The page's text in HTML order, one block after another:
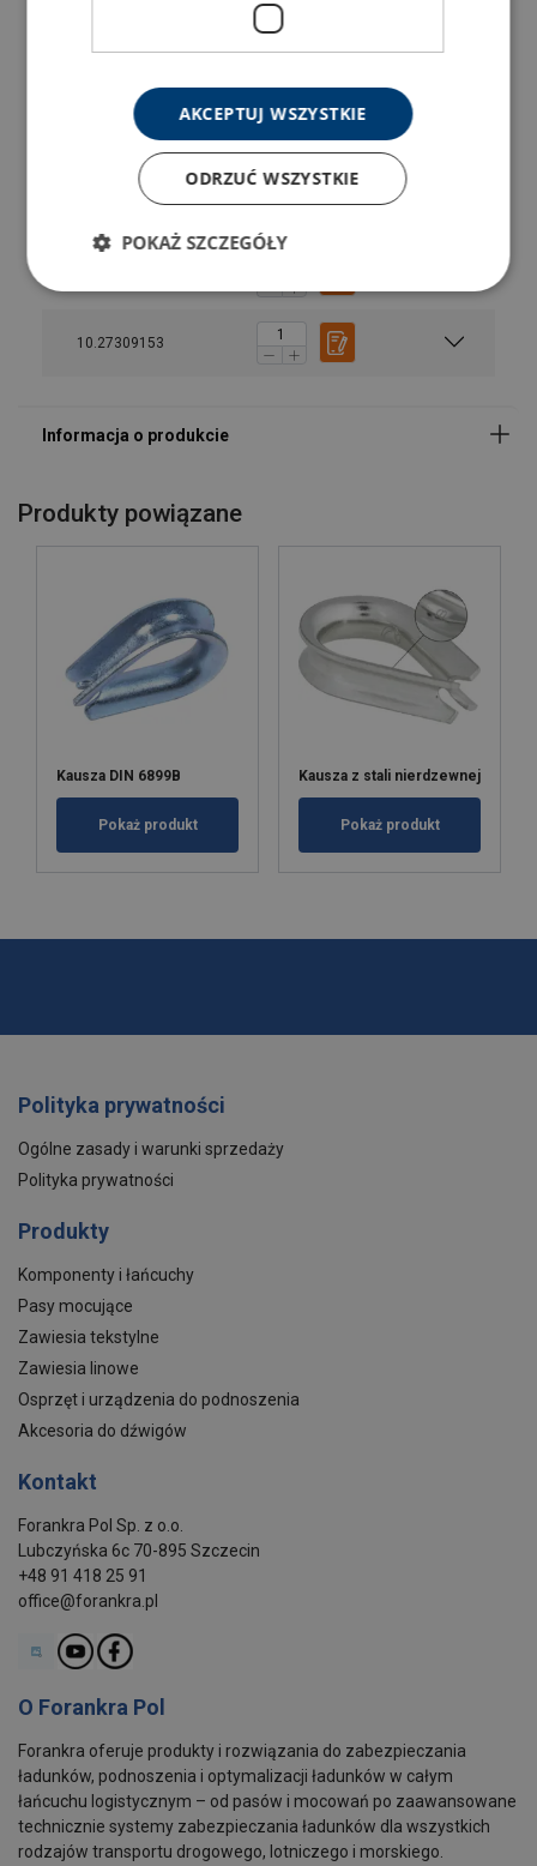
47090134B
47090135B
10.27309153
Znakowanie:
standard:
Produkty powiązane
Kausza DIN 6899B
Pokaż produkt
Kausza z stali nierdzewnej
Pokaż produkt
Polityka prywatności
Ogólne zasady i warunki sprzedaży
Polityka prywatności
Produkty
Komponenty i łańcuchy
Pasy mocujące
Zawiesia tekstylne
Zawiesia linowe
Osprzęt i urządzenia do podnoszenia
Akcesoria do dźwigów
Kontakt
Forankra Pol Sp. z o.o.
Lubczyńska 6c 70-895 Szczecin
+48 91 418 25 91
office@forankra.pl
O Forankra Pol
Forankra oferuje produkty i rozwiązania do zabezpieczania
ładunków, podnoszenia i optymalizacji ładunków w całym
łańcuchu logistycznym – od pasów i mocowań po zaawansowane
technicznie systemy zabezpieczania ładunków dla wszystkich
rodzajów transportu drogowego, lotniczego i morskiego.
AKCEPTUJ WSZYSTKIE
ODRZUĆ WSZYSTKIE
POKAŻ SZCZEGÓŁY